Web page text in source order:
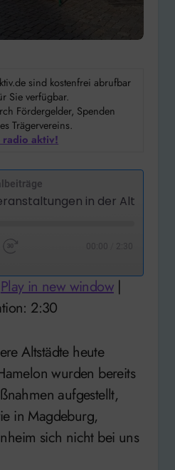
sind kostenfrei abrufbar
Sie verfügbar.
Fördergelder, Spenden
Trägervereins.
radio aktiv!
Forward
2:30
Play in new window|
2:30
wurden bereits
aufgestellt,
in Magdeburg,
sich nicht bei uns